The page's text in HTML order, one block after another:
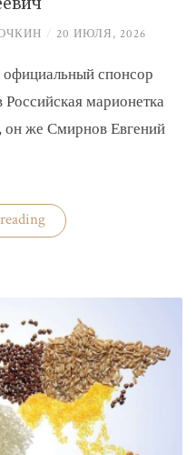
/ 20 ИЮЛЯ, 2026
официальный спонсор
марионетка
он же Смирнов Евгений
«Зайферт
Евгений
федерации
Евгений
Алексеевич»